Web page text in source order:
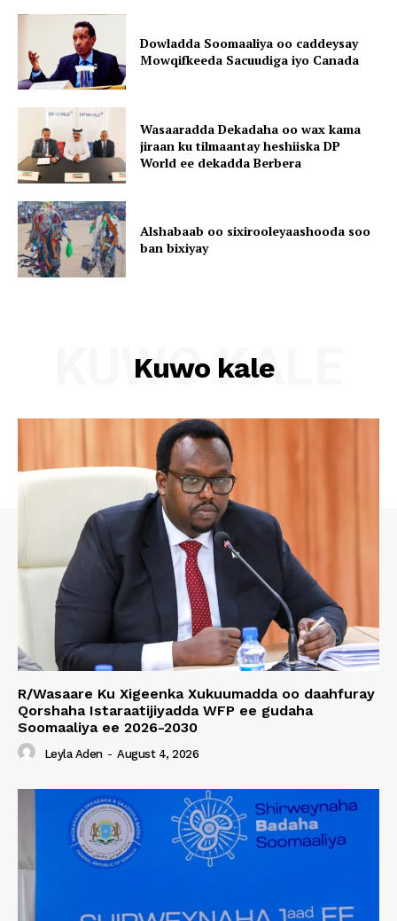
Dowladda Soomaaliya oo caddeysay
Mowqifkeeda Sacuudiga iyo Canada
Wasaaradda Dekadaha oo wax kama
jiraan ku tilmaantay heshiiska DP
World ee dekadda Berbera
Alshabaab oo sixirooleyaashooda soo
ban bixiyay
Kuwo kale
KUWO KALE
R/Wasaare Ku Xigeenka Xukuumadda oo daahfuray
Qorshaha Istaraatijiyadda WFP ee gudaha
Soomaaliya ee 2026-2030
Leyla Aden - August 4, 2026